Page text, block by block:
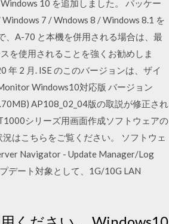
10 を追加しました。 パッケー
7 / Wndows 8 / Windows 8.1 を
、A-70 と本機を併用される場合は、最
を使用されることを強くお勧めしま
年 2 月. ISE のこのバージョンは、ザイ
Windows10対応版 バージョン
AP108_02_04版の取説が修正され
シリーズ用画面作成ソフトウェアの
はこちらをご覧ください。 ソフトウェ
Navigator - Update Manager/Log
デート対象として、1G/10G LAN